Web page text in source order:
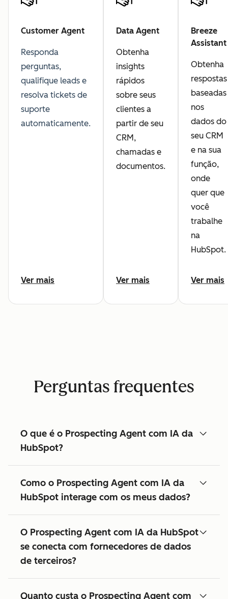
Customer Agent
Responda
perguntas,
qualifique leads e
resolva tickets de
suporte
automaticamente.
Ver mais
Data Agent
Obtenha
insights
rápidos
sobre seus
clientes a
partir de seu
CRM,
chamadas e
documentos.
Ver mais
Breeze
Assistant
Obtenha
respostas
baseadas
nos
dados do
seu CRM
e na sua
função,
onde
quer que
você
trabalhe
na
HubSpot.
Ver mais
Perguntas frequentes
O que é o Prospecting Agent com IA da
HubSpot?
Como o Prospecting Agent com IA da
HubSpot interage com os meus dados?
O Prospecting Agent com IA da HubSpot
se conecta com fornecedores de dados
de terceiros?
Quanto custa o Prospecting Agent com